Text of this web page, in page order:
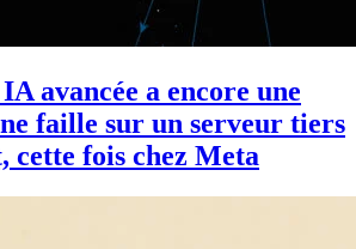
avancée a encore une
faille sur un serveur tiers
cette fois chez Meta